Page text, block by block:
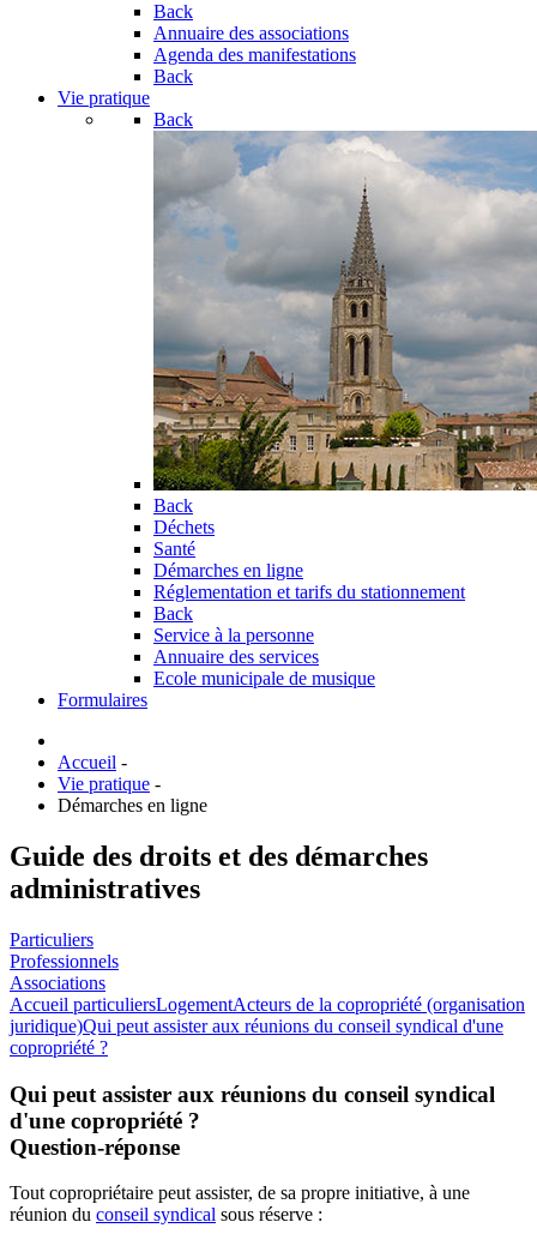
Back
Annuaire des associations
Agenda des manifestations
Back
Vie pratique
Back
Back
Déchets
Santé
Démarches en ligne
Réglementation et tarifs du stationnement
Back
Service à la personne
Annuaire des services
Ecole municipale de musique
Formulaires
Accueil -
Vie pratique -
Démarches en ligne
Guide des droits et des démarches
administratives
Particuliers
Professionnels
Associations
Accueil particuliersLogementActeurs de la copropriété (organisation
juridique)Qui peut assister aux réunions du conseil syndical d'une
copropriété ?
Qui peut assister aux réunions du conseil syndical
d'une copropriété ?
Question-réponse
Tout copropriétaire peut assister, de sa propre initiative, à une
réunion du conseil syndical sous réserve :